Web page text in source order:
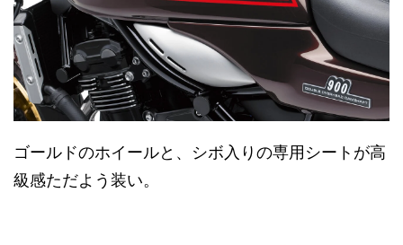
ゴールドのホイールと、シボ入りの専用シートが高
級感ただよう装い。